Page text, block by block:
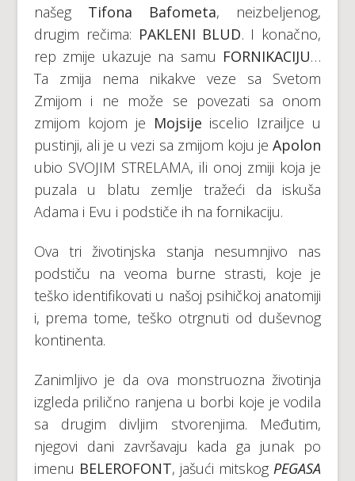
našeg Tifona Bafometa, neizbeljenog,
drugim rečima: PAKLENI BLUD. I konačno,
rep zmije ukazuje na samu FORNIKACIJU…
Ta zmija nema nikakve veze sa Svetom
Zmijom i ne može se povezati sa onom
zmijom kojom je Mojsije iscelio Izrailjce u
pustinji, ali je u vezi sa zmijom koju jeApolon
ubio SVOJIM STRELAMA, ili onoj zmiji koja je
puzala u blatu zemlje tražeći da iskuša
Adama i Evu i podstiče ih na fornikaciju.
Ova tri životinjska stanja nesumnjivo nas
podstiču na veoma burne strasti, koje je
teško identifikovati u našoj psihičkoj anatomiji
i, prema tome, teško otrgnuti od duševnog
kontinenta.
Zanimljivo je da ova monstruozna životinja
izgleda prilično ranjena u borbi koje je vodila
sa drugim divljim stvorenjima. Međutim,
njegovi dani završavaju kada ga junak po
imenu BELEROFONT, jašući mitskogPEGASA